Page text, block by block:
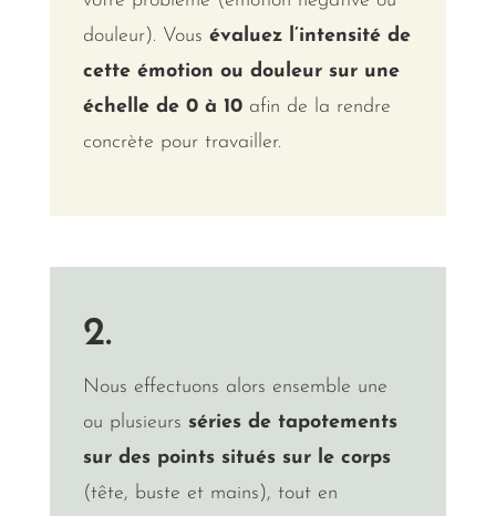
douleur). Vous évaluez l’intensité de
cette émotion ou douleur sur une
échelle de 0 à 10afin de la rendre
concrète pour travailler.
2.
Nous effectuons alors ensemble une
ou plusieurs séries de tapotements
sur des points situés sur le corps
(tête, buste et mains), tout en